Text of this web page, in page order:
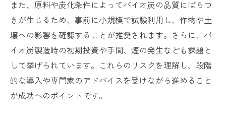
また、原料や炭化条件によってバイオ炭の品質にばらつ
きが生じるため、事前に小規模で試験利用し、作物や土
壌への影響を確認することが推奨されます。さらに、バ
イオ炭製造時の初期投資や手間、煙の発生なども課題と
して挙げられています。これらのリスクを理解し、段階
的な導入や専門家のアドバイスを受けながら進めること
が成功へのポイントです。